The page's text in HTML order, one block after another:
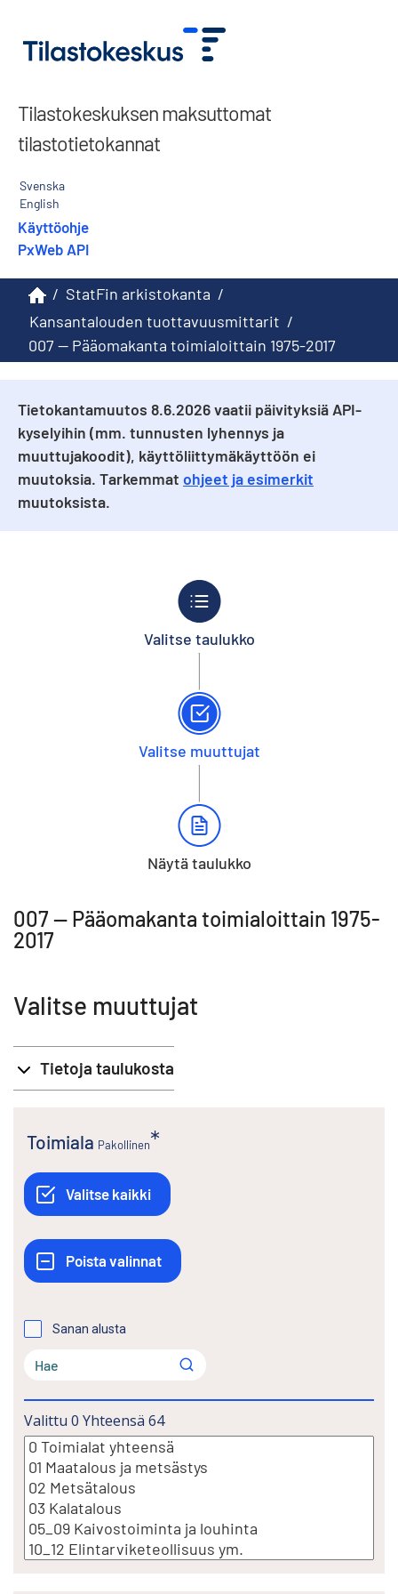
Tilastokeskuksen maksuttomat
tilastotietokannat
Svenska
English
Käyttöohje
PxWeb API
/ StatFin arkistokanta /
Kansantalouden tuottavuusmittarit /
007 -- Pääomakanta toimialoittain 1975-2017
Tietokantamuutos 8.6.2026 vaatii päivityksiä API-
kyselyihin (mm. tunnusten lyhennys ja
muuttujakoodit), käyttöliittymäkäyttöön ei
muutoksia. Tarkemmat ohjeet ja esimerkit
muutoksista.
Valitse taulukko
Valitse muuttujat
Näytä taulukko
007 -- Pääomakanta toimialoittain 1975-
2017
Valitse muuttujat
Tietoja taulukosta
Toimiala Pakollinen
Sanan alusta
Valittu 0 Yhteensä 64